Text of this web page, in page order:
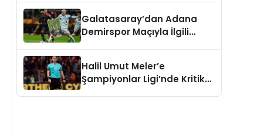
Galatasaray’dan Adana
Demirspor Maçıyla İlgili
Halil Umut Meler’e
Şampiyonlar Ligi’nde Kritik